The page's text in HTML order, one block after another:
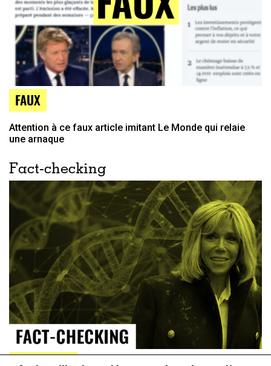
FAUX
Attention à ce faux article imitant Le Monde qui relaie
une arnaque
Fact-checking